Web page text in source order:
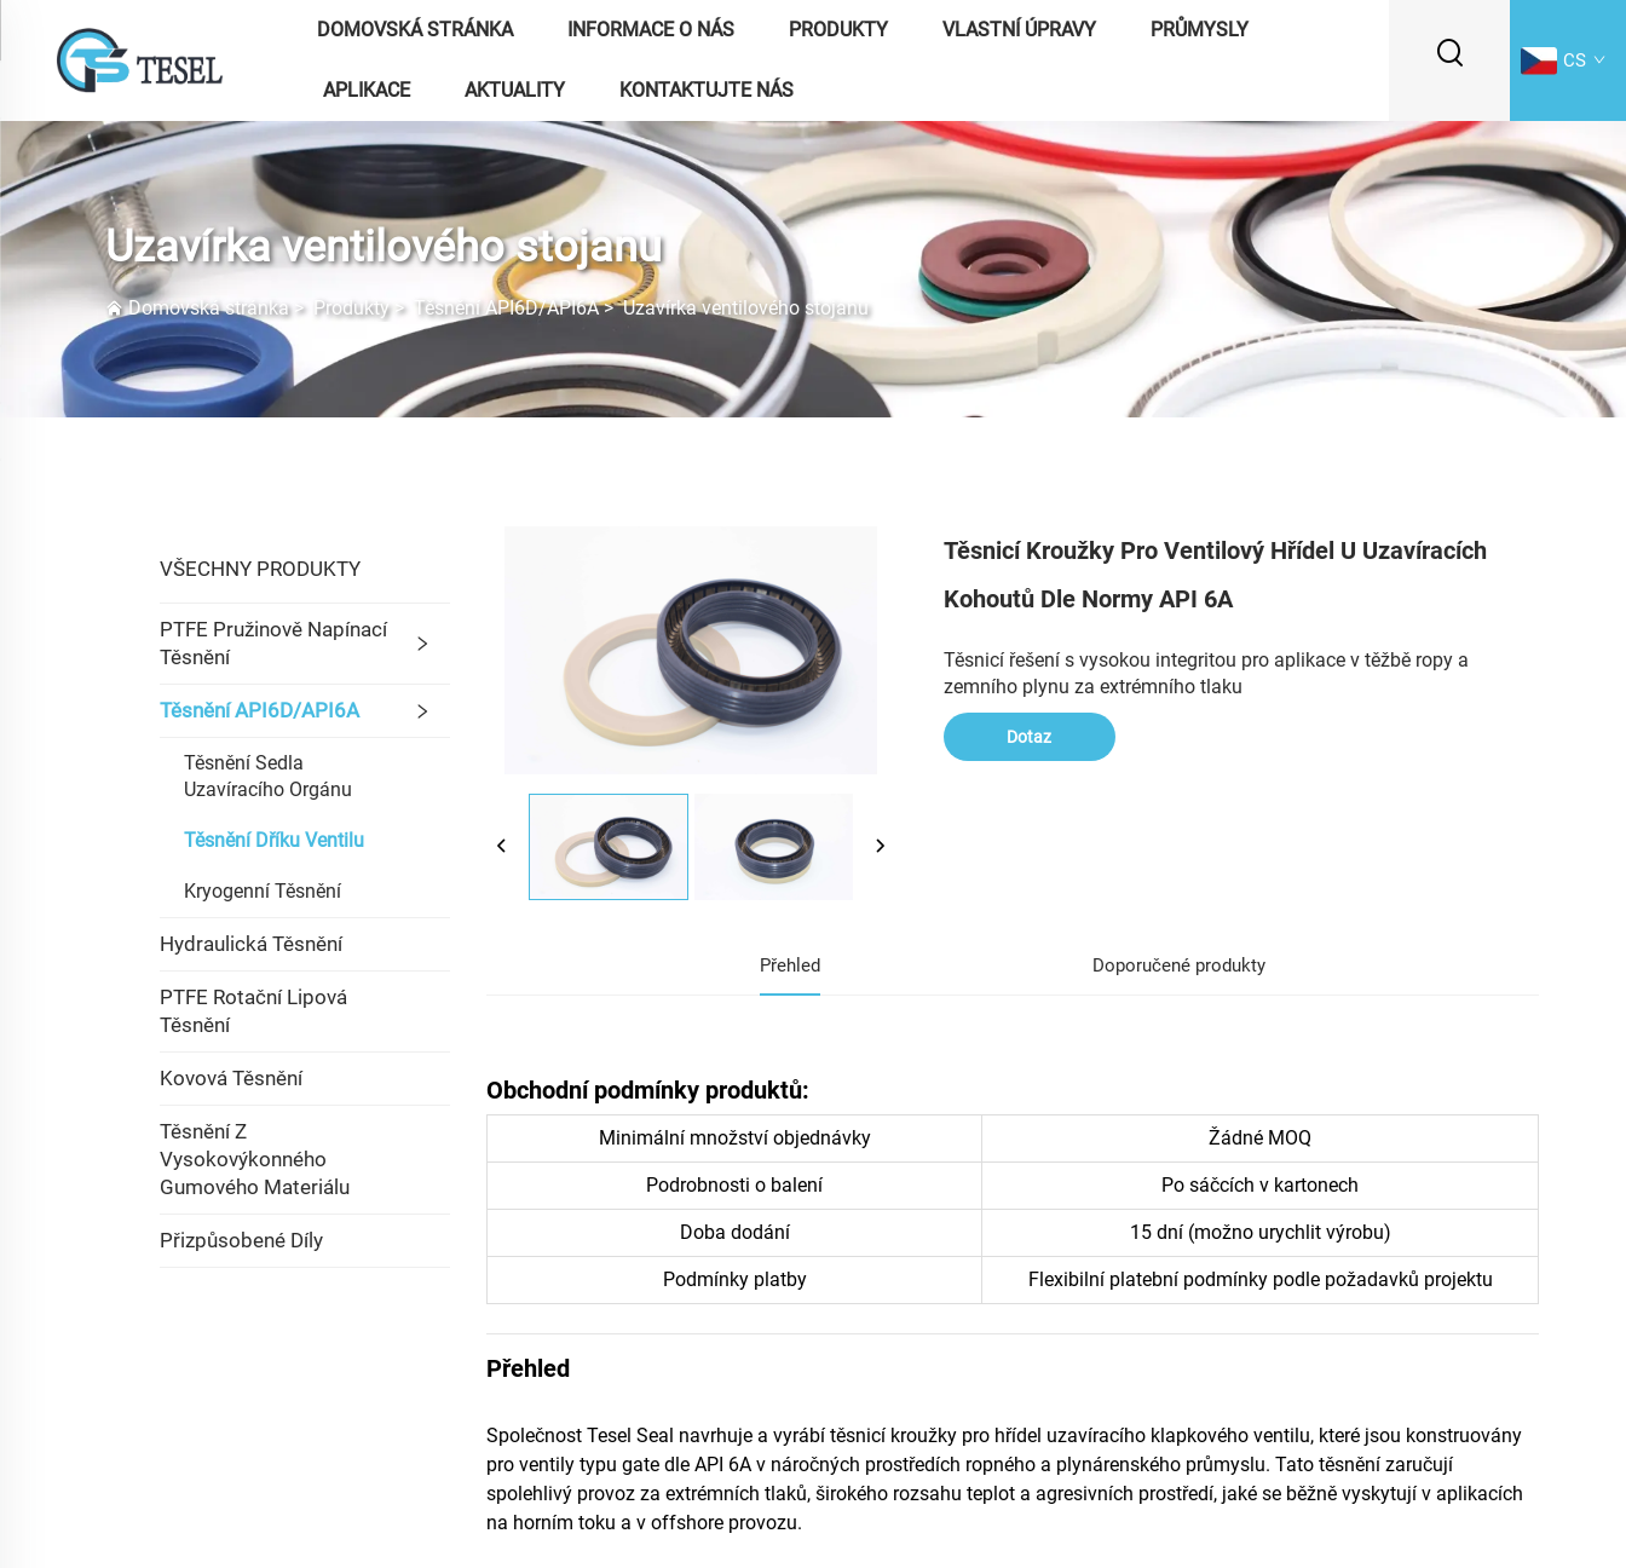
DOMOVSKÁ STRÁNKA INFORMACE O NÁS PRODUKTY VLASTNÍ ÚPRAVY PRŮMYSLY
APLIKACE AKTUALITY KONTAKTUJTE NÁS
CS
Uzavírka ventilového stojanu
Domovská stránka> Produkty> Těsnění API6D/API6A>Uzavírka ventilového stojanu
VŠECHNY PRODUKTY
PTFE Pružinově Napínací
Těsnění
Těsnění API6D/API6A
Těsnění Sedla
Uzavíracího Orgánu
Těsnění Dříku Ventilu
Kryogenní Těsnění
Hydraulická Těsnění
PTFE Rotační Lipová
Těsnění
Kovová Těsnění
Těsnění Z
Vysokovýkonného
Gumového Materiálu
Přizpůsobené Díly
Těsnicí Kroužky Pro Ventilový Hřídel U Uzavíracích
Kohoutů Dle Normy API 6A
Těsnicí řešení s vysokou integritou pro aplikace v těžbě ropy a
zemního plynu za extrémního tlaku
Dotaz
Přehled Doporučené produkty
Obchodní podmínky produktů:
Minimální množství objednávky Žádné MOQ
Podrobnosti o balení Po sáčcích v kartonech
Doba dodání 15 dní (možno urychlit výrobu)
Podmínky platby Flexibilní platební podmínky podle požadavků projektu
Přehled
Společnost Tesel Seal navrhuje a vyrábí těsnicí kroužky pro hřídel uzavíracího klapkového ventilu, které jsou konstruovány
pro ventily typu gate dle API 6A v náročných prostředích ropného a plynárenského průmyslu. Tato těsnění zaručují
spolehlivý provoz za extrémních tlaků, širokého rozsahu teplot a agresivních prostředí, jaké se běžně vyskytují v aplikacích
na horním toku a v offshore provozu.